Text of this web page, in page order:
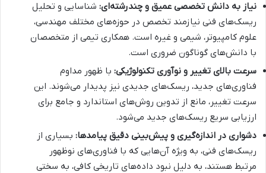
نیاز به دانش تخصصی عمیق و چندرشته‌ای: شناسایی و تحلیل
ریسک‌های فنی نیازمند تخصص در حوزه‌های مختلف مهندسی،
علوم کامپیوتر، شیمی و غیره است. همکاری تیمی از متخصصان
با دانش‌های گوناگون ضروری است.
سرعت بالای تغییر و نوآوری تکنولوژیکی: با ظهور مداوم
فناوری‌های جدید، ریسک‌های جدیدی نیز پدیدار می‌شوند. این
سرعت تغییر، مانع از تدوین روش‌های استاندارد و جامع برای
ارزیابی سریع ریسک‌های جدید می‌شود.
دشواری در اندازه‌گیری و پیش‌بینی دقیق پیامدها: بسیاری از
ریسک‌های فنی، به ویژه آن‌هایی که با فناوری‌های نوظهور
مرتبط هستند، به دلیل نبود داده‌های تاریخی کافی، به سختی